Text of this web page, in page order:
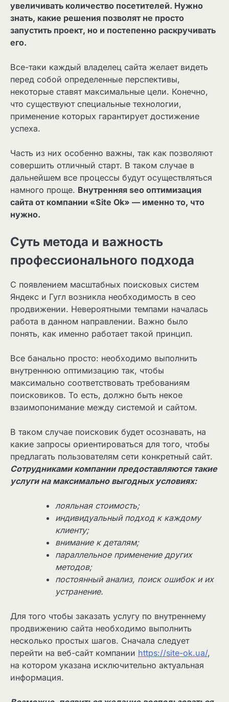
увеличивать количество посетителей. Нужно
знать, какие решения позволят не просто
запустить проект, но и постепенно раскручивать
его.
Все-таки каждый владелец сайта желает видеть
перед собой определенные перспективы,
некоторые ставят максимальные цели. Конечно,
что существуют специальные технологии,
применение которых гарантирует достижение
успеха.
Часть из них особенно важны, так как позволяют
совершить отличный старт. В таком случае в
дальнейшем все процессы будут осуществляться
намного проще. Внутренняя seo оптимизация
сайта от компании «Site Ok» — именно то, что
нужно.
Суть метода и важность
профессионального подхода
С появлением масштабных поисковых систем
Яндекс и Гугл возникла необходимость в сео
продвижении. Невероятными темпами началась
работа в данном направлении. Важно было
понять, как именно работает такой принцип.
Все банально просто: необходимо выполнить
внутреннюю оптимизацию так, чтобы
максимально соответствовать требованиям
поисковиков. То есть, должно быть некое
взаимопонимание между системой и сайтом.
В таком случае поисковик будет осознавать, на
какие запросы ориентироваться для того, чтобы
предлагать пользователям сети конкретный сайт.
Сотрудниками компании предоставляются такие
услуги на максимально выгодных условиях:
лояльная стоимость;
индивидуальный подход к каждому
клиенту;
внимание к деталям;
параллельное применение других
методов;
постоянный анализ, поиск ошибок и их
устранение.
Для того чтобы заказать услугу по внутреннему
продвижению сайта необходимо выполнить
несколько простых шагов. Сначала следует
перейти на веб-сайт компании https://site-ok.ua/,
на котором указана исключительно актуальная
информация.